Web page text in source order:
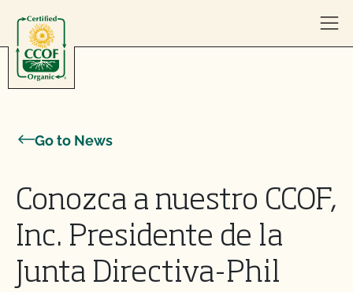
Go to News
Conozca a nuestro CCOF,
Inc. Presidente de la
Junta Directiva-Phil